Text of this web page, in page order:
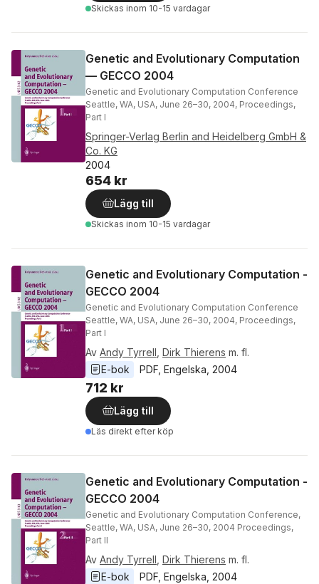
Skickas inom 10-15 vardagar
Genetic and Evolutionary Computation
— GECCO 2004
Genetic and Evolutionary Computation Conference
Seattle, WA, USA, June 26–30, 2004, Proceedings,
Part I
Springer-Verlag Berlin and Heidelberg GmbH &
Co. KG
2004
654 kr
Lägg till
Skickas inom 10-15 vardagar
Genetic and Evolutionary Computation -
GECCO 2004
Genetic and Evolutionary Computation Conference
Seattle, WA, USA, June 26–30, 2004, Proceedings,
Part I
Av Andy Tyrrell Dirk Thierens m. fl.
E-bok
PDF Engelska 2004
712 kr
Lägg till
Läs direkt efter köp
Genetic and Evolutionary Computation -
GECCO 2004
Genetic and Evolutionary Computation Conference,
Seattle, WA, USA, June 26–30, 2004 Proceedings,
Part II
Av Andy Tyrrell Dirk Thierens m. fl.
E-bok
PDF Engelska 2004